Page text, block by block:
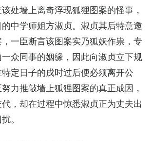
处墙上离奇浮现狐狸图案的怪事，
中学师姐方淑贞。淑贞其后特意邀
一臣断言该图案实乃狐妖作祟，专
众同事的姻缘，因此向淑贞立下规
定日子的戌时过后便必须离开公
力推敲墙上狐狸图案的真正成因，
，却在过程中惊悉淑贞正为丈夫出
。